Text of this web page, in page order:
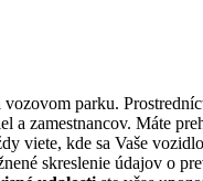
parku.
a zamestnancov. Máte
viete, kde sa Vaše
skreslenie údajov o